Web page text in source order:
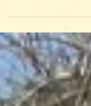
ひまわり組は一生懸命
いました。 ほし組は卒
ドキドキしている様子
友達や先生へプレゼン
ったりしました。...